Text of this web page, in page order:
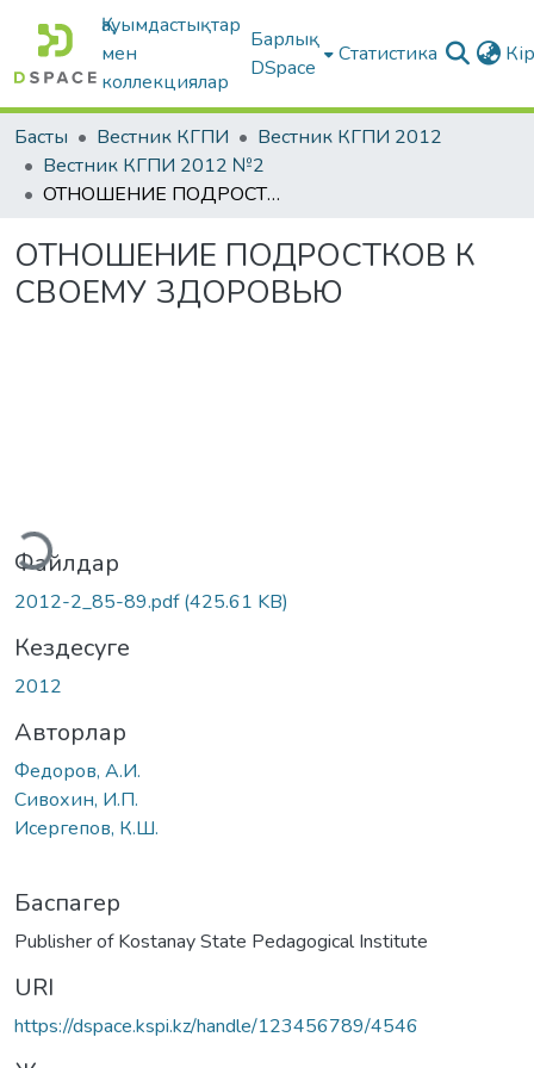
Қауымдастықтар
мен
коллекциялар
Барлық
DSpace
Статистика
Басты Вестник КГПИ
Вестник КГПИ 2012
Вестник КГПИ 2012 №2
ОТНОШЕНИЕ ПОДРОСТКОВ К СВОЕМУ ЗДОРОВЬЮ
ОТНОШЕНИЕ ПОДРОСТКОВ К
СВОЕМУ ЗДОРОВЬЮ
Файлдар
2012-2_85-89.pdf(425.61 KB)
Кездесуге
2012
Авторлар
Федоров, А.И.
Сивохин, И.П.
Исергепов, К.Ш.
Баспагер
Publisher of Kostanay State Pedagogical Institute
URI
https://dspace.kspi.kz/handle/123456789/4546